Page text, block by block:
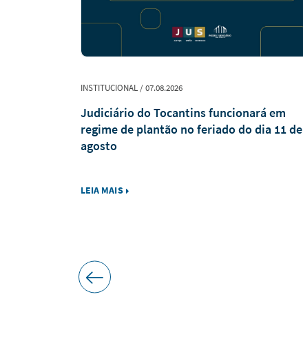
INSTITUCIONAL / 07.08.2026
Judiciário do Tocantins funcionará em
regime de plantão no feriado do dia 11 de
agosto
LEIA MAIS